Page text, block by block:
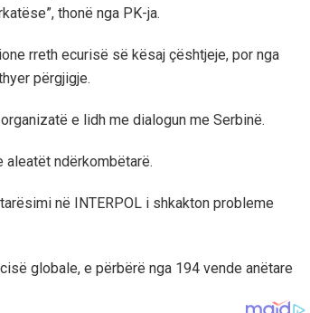
thonë nga PK-ja.
rreth ecurisë së kësaj çështjeje, por nga
përgjigje.
e lidh me dialogun me Serbinë.
aleatët ndërkombëtarë.
në INTERPOL i shkakton probleme
globale, e përbërë nga 194 vende anëtare